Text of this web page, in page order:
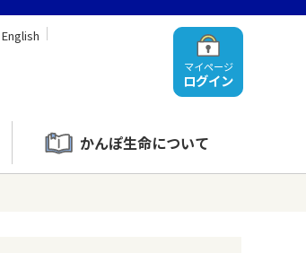
マイページ
ログイン
English
かんぽ生命について